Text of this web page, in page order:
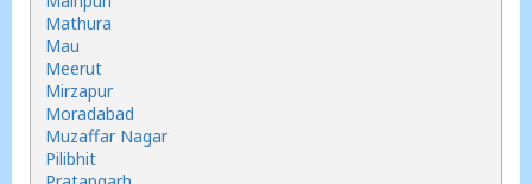
Mathura
Mau
Meerut
Mirzapur
Moradabad
Muzaffar Nagar
Pilibhit